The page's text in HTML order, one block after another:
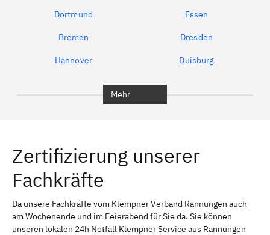
Dortmund Essen
Bremen Dresden
Hannover Duisburg
Erlangen Bamberg
Bayreuth
Schweinfurt Passau
Mehr
Zertifizierung unserer
Fachkräfte
Da unsere Fachkräfte vom Klempner Verband Rannungen auch
am Wochenende und im Feierabend für Sie da. Sie können
unseren lokalen 24h Notfall Klempner Service aus Rannungen